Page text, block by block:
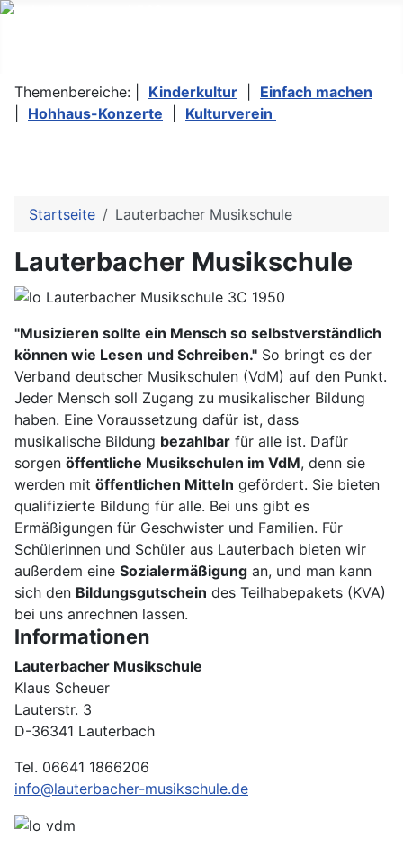
Themenbereiche: | Kinderkultur
Einfach machen
Hohhaus-Konzerte Kulturverein
Startseite Lauterbacher Musikschule
Lauterbacher Musikschule
"Musizieren sollte ein Mensch so selbstverständlich
können wie Lesen und Schreiben." So bringt es der
Verband deutscher Musikschulen (VdM) auf den Punkt.
Jeder Mensch soll Zugang zu musikalischer Bildung
haben. Eine Voraussetzung dafür ist, dass
musikalische Bildung bezahlbar für alle ist. Dafür
sorgen öffentliche Musikschulen im VdM, denn sie
werden mit öffentlichen Mitteln gefördert. Sie bieten
qualifizierte Bildung für alle. Bei uns gibt es
Ermäßigungen für Geschwister und Familien. Für
Schülerinnen und Schüler aus Lauterbach bieten wir
außerdem eine Sozialermäßigung an, und man kann
sich den Bildungsgutschein des Teilhabepakets (KVA)
bei uns anrechnen lassen.
Informationen
Lauterbacher Musikschule
Klaus Scheuer
Lauterstr. 3
D-36341 Lauterbach
Tel. 06641 1866206
info@lauterbacher-musikschule.de